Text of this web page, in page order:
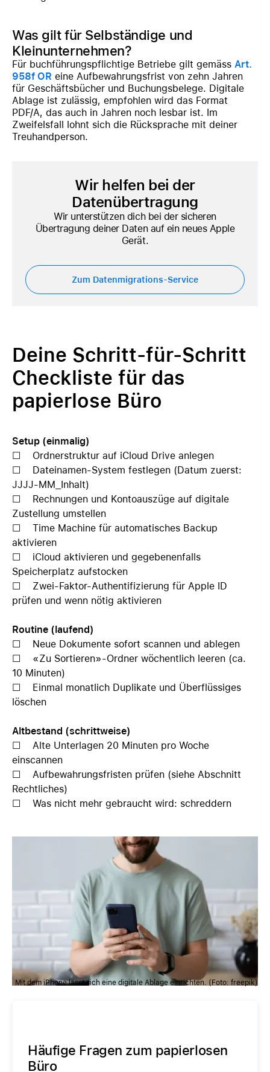
Was gilt für Selbständige und
Kleinunternehmen?
Für buchführungspflichtige Betriebe gilt gemäss Art.
958f OR eine Aufbewahrungsfrist von zehn Jahren
für Geschäftsbücher und Buchungsbelege. Digitale
Ablage ist zulässig, empfohlen wird das Format
PDF/A, das auch in Jahren noch lesbar ist. Im
Zweifelsfall lohnt sich die Rücksprache mit deiner
Treuhandperson.
Wir helfen bei der
Datenübertragung
Wir unterstützen dich bei der sicheren
Übertragung deiner Daten auf ein neues Apple
Gerät.
Zum Datenmigrations-Service
Deine Schritt-für-Schritt
Checkliste für das
papierlose Büro
Setup (einmalig)
☐ Ordnerstruktur auf iCloud Drive anlegen
☐ Dateinamen-System festlegen (Datum zuerst:
JJJJ-MM_Inhalt)
☐ Rechnungen und Kontoauszüge auf digitale
Zustellung umstellen
☐ Time Machine für automatisches Backup
aktivieren
☐ iCloud aktivieren und gegebenenfalls
Speicherplatz aufstocken
☐ Zwei-Faktor-Authentifizierung für Apple ID
prüfen und wenn nötig aktivieren
Routine (laufend)
☐ Neue Dokumente sofort scannen und ablegen
☐ «Zu Sortieren»-Ordner wöchentlich leeren (ca.
10 Minuten)
☐ Einmal monatlich Duplikate und Überflüssiges
löschen
Altbestand (schrittweise)
☐ Alte Unterlagen 20 Minuten pro Woche
einscannen
☐ Aufbewahrungsfristen prüfen (siehe Abschnitt
Rechtliches)
☐ Was nicht mehr gebraucht wird: schreddern
Mit dem iPhone lässt sich eine digitale Ablage einrichten. (Foto: freepik)
Häufige Fragen zum papierlosen
Büro